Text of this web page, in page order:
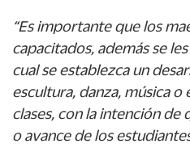
“Es importante que los
capacitados, además se
cual se establezca un
escultura, danza, música o
clases, con la intención de
o avance de los